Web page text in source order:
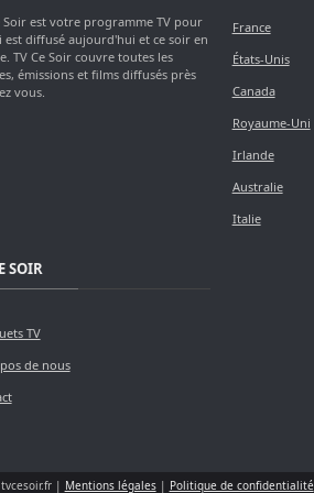
Soir est votre programme TV pour
est diffusé aujourd'hui et ce soir en
TV Ce Soir couvre toutes les
émissions et films diffusés près
vous.
France
États-Unis
Canada
Royaume-Uni
Irlande
Australie
Italie
SOIR
TV
de nous
| Mentions légales| Politique de confidentialité